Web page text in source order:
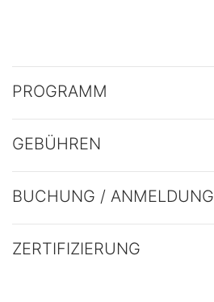
PROGRAMM
GEBÜHREN
BUCHUNG / ANMELDUNG
ZERTIFIZIERUNG